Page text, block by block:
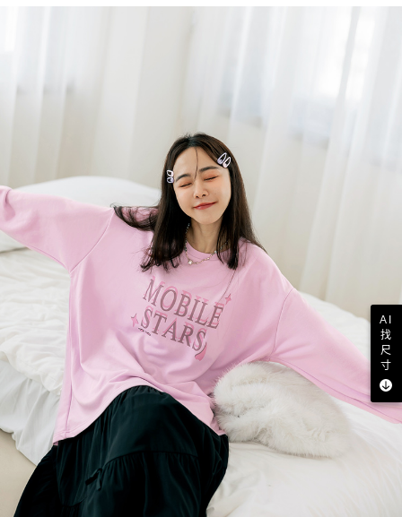
AI
找
尺
寸